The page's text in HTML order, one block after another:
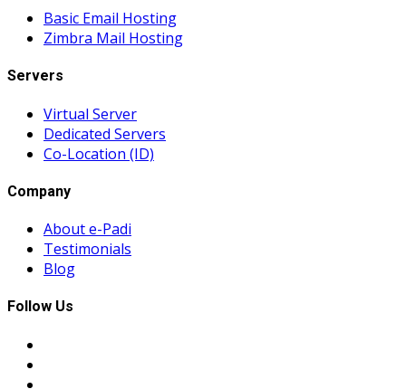
Basic Email Hosting
Zimbra Mail Hosting
Servers
Virtual Server
Dedicated Servers
Co-Location (ID)
Company
About e-Padi
Testimonials
Blog
Follow Us